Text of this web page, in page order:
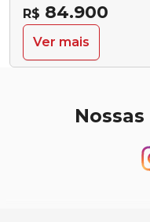
R$ 84.900
Ver mais